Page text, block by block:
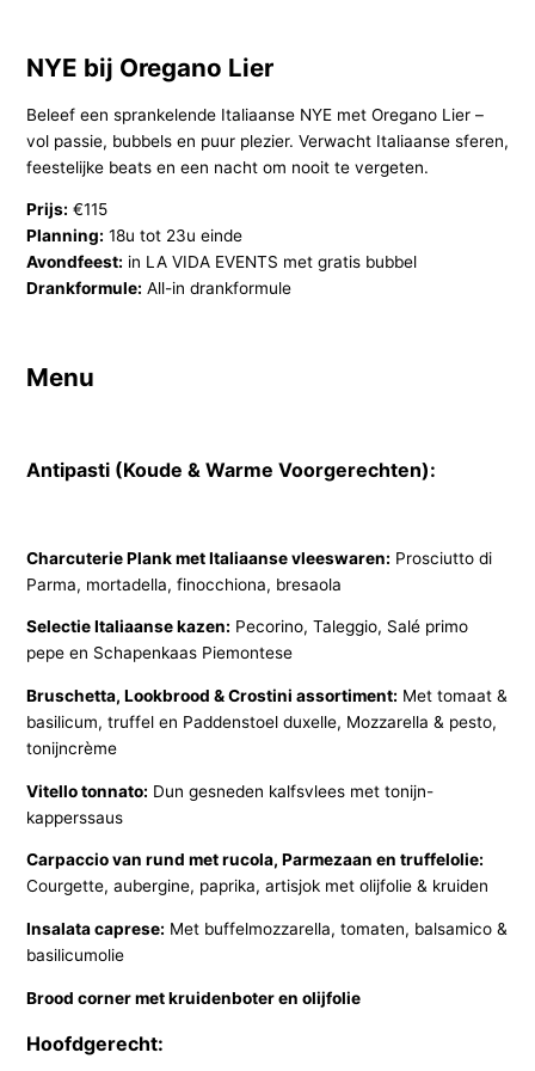
NYE bij Oregano Lier
Beleef een sprankelende Italiaanse NYE met Oregano Lier –
vol passie, bubbels en puur plezier. Verwacht Italiaanse sferen,
feestelijke beats en een nacht om nooit te vergeten.
Prijs: €115
Planning: 18u tot 23u einde
Avondfeest: in LA VIDA EVENTS met gratis bubbel
Drankformule: All-in drankformule
Menu
Antipasti (Koude & Warme Voorgerechten):
Charcuterie Plank met Italiaanse vleeswaren: Prosciutto di
Parma, mortadella, finocchiona, bresaola
Selectie Italiaanse kazen: Pecorino, Taleggio, Salé primo
pepe en Schapenkaas Piemontese
Bruschetta, Lookbrood & Crostini assortiment: Met tomaat &
basilicum, truffel en Paddenstoel duxelle, Mozzarella & pesto,
tonijncrème
Vitello tonnato: Dun gesneden kalfsvlees met tonijn-
kapperssaus
Carpaccio van rund met rucola, Parmezaan en truffelolie:
Courgette, aubergine, paprika, artisjok met olijfolie & kruiden
Insalata caprese: Met buffelmozzarella, tomaten, balsamico &
basilicumolie
Brood corner met kruidenboter en olijfolie
Hoofdgerecht: